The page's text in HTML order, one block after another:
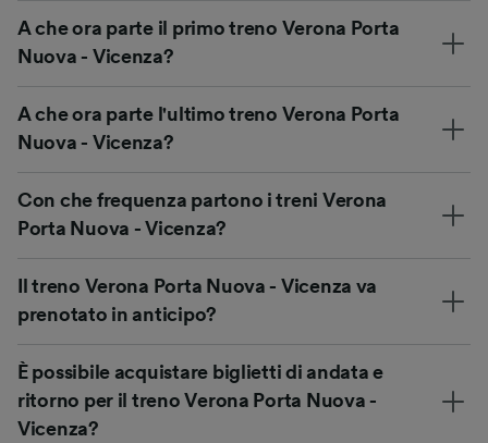
A che ora parte il primo treno Verona Porta
Nuova - Vicenza?
A che ora parte l'ultimo treno Verona Porta
Nuova - Vicenza?
Con che frequenza partono i treni Verona
Porta Nuova - Vicenza?
Il treno Verona Porta Nuova - Vicenza va
prenotato in anticipo?
È possibile acquistare biglietti di andata e
ritorno per il treno Verona Porta Nuova -
Vicenza?